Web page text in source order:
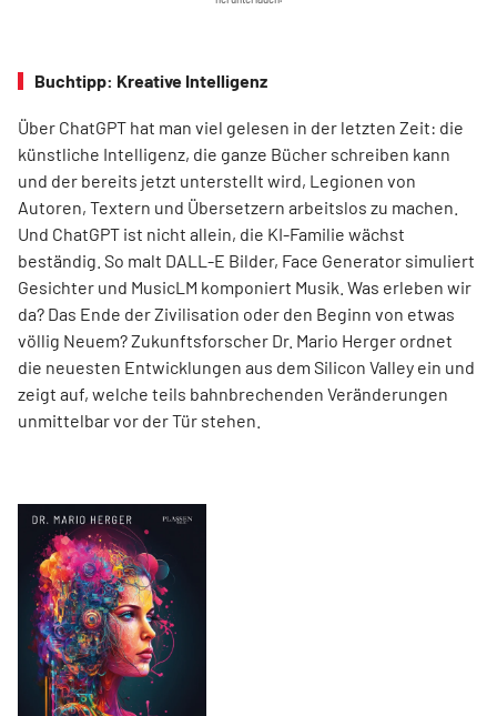
Buchtipp: Kreative Intelligenz
Über ChatGPT hat man viel gelesen in der letzten Zeit: die
künstliche Intelligenz, die ganze Bücher schreiben kann
und der bereits jetzt unterstellt wird, Legionen von
Autoren, Textern und Übersetzern arbeitslos zu machen.
Und ChatGPT ist nicht allein, die KI-Familie wächst
beständig. So malt DALL-E Bilder, Face Generator simuliert
Gesichter und MusicLM komponiert Musik. Was erleben wir
da? Das Ende der Zivilisation oder den Beginn von etwas
völlig Neuem? Zukunftsforscher Dr. Mario Herger ordnet
die neuesten Entwicklungen aus dem Silicon Valley ein und
zeigt auf, welche teils bahnbrechenden Veränderungen
unmittelbar vor der Tür stehen.